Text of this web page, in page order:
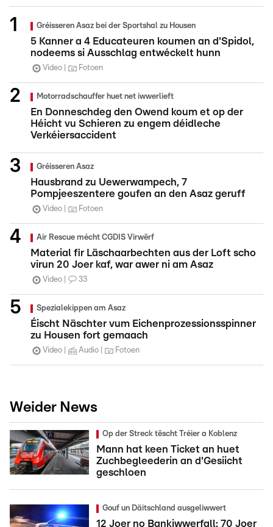
Gréisseren Asaz bei der Sportshal zu Housen
5 Kanner a 4 Educateuren koumen an d'Spidol,
nodeems si Ausschlag entwéckelt hunn
Video Fotoen
Motorradschauffer huet net iwwerlieft
En Donneschdeg den Owend koum et op der
Héicht vu Schieren zu engem déidleche
Verkéiersaccident
Gréisseren Asaz
Hausbrand zu Uewerwampech, 7
Pompjeeszentere goufen an den Asaz geruff
Video Fotoen
Air Rescue mécht CGDIS Virwërf
Material fir Läschaarbechten aus der Loft scho
virun 20 Joer kaf, war awer ni am Asaz
Video 33
Spezialekippen am Asaz
Éischt Näschter vum Eichenprozessionsspinner
zu Housen fort gemaach
Video Audio Fotoen
Weider News
Op der Streck tëscht Tréier a Koblenz
Mann hat keen Ticket an huet
Zuchbegleederin an d'Gesiicht
geschloen
Gouf un Däitschland ausgeliwwert
12 Joer no Bankiwwerfall: 70 Joer